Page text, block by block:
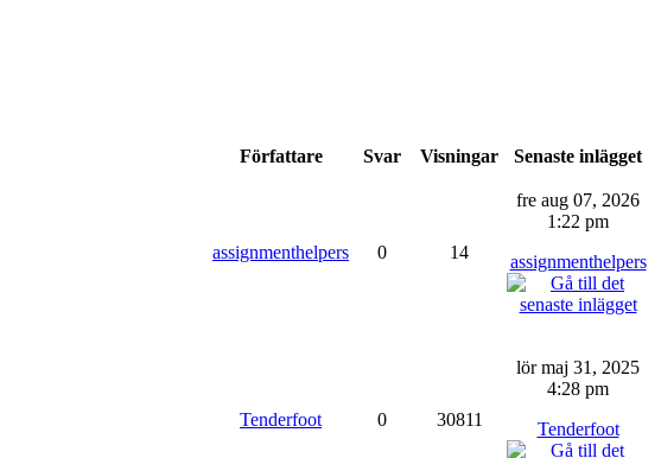
Författare Svar Visningar Senaste inlägget
assignmenthelpers 0 14
fre aug 07, 2026
1:22 pm
assignmenthelpers
Tenderfoot 0 30811
lör maj 31, 2025
4:28 pm
Tenderfoot